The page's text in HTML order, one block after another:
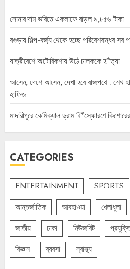
সোনার দাম ভরিতে একলাফে বাড়ল ৯,৮৫৬ টাকা
বগুড়ায় শিল্প-বর্জ্য থেকে হচ্ছে পরিবেশবান্ধব সব
যাত্রীবেশে অটোরিকশায় উঠে চালককে হ*ত্যা
আসেন, দেশে আসেন, দেখা হবে রাজপথে : শেখ
হাফিজ
মাদারীপুরে কেমিক্যাল ড্রাম বি*স্ফোরণে
CATEGORIES
ENTERTAINMENT SPORTS
আন্তর্জাতিক
আবহাওয়া খেলাধুলা
জাতীয়
ঢাকা নিউজবিট
বিজ্ঞান
ব্যবসা স্বাস্থ্য